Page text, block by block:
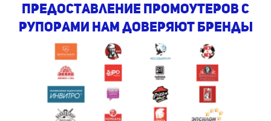
предоставление промоутеров с
рупорами Нам доверяют бренды